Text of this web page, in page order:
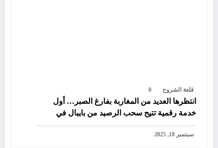
قلعة الشروح 0
انتظرها العديد من المغاربة بفارغ الصبر… أول
خدمة رقمية تتيح سحب الرصيد من بايبال في
المغرب
سبتمبر 18, 2025